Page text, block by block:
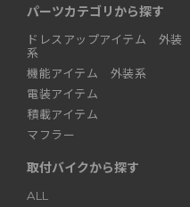
パーツカテゴリから探す
ドレスアップアイテム 外装
系
機能アイテム 外装系
電装アイテム
積載アイテム
マフラー
取付バイクから探す
ALL